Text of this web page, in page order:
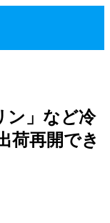
ン」など冷
荷再開でき